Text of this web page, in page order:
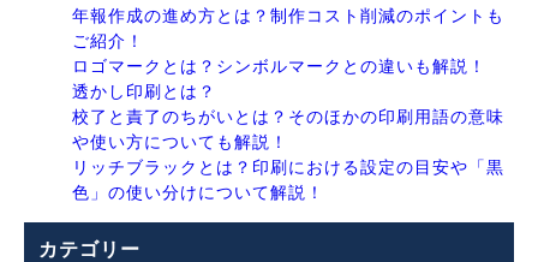
年報作成の進め方とは？制作コスト削減のポイントも
ご紹介！
ロゴマークとは？シンボルマークとの違いも解説！
透かし印刷とは？
校了と責了のちがいとは？そのほかの印刷用語の意味
や使い方についても解説！
リッチブラックとは？印刷における設定の目安や「黒
色」の使い分けについて解説！
カテゴリー